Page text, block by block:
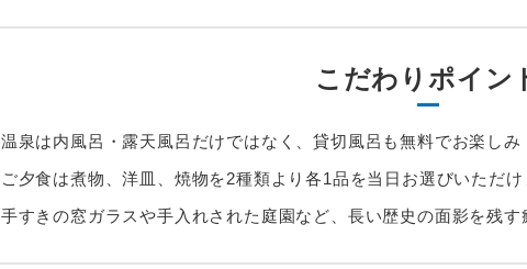
こだわりポイン
温泉は内風呂・露天風呂だけではなく、貸切風呂も無料でお楽しみ
ご夕食は煮物、洋皿、焼物を2種類より各1品を当日お選びいただけ
手すきの窓ガラスや手入れされた庭園など、長い歴史の面影を残す